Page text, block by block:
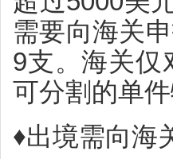
需要向海关
9支。海关仅
可分割的单
♦出境需向海